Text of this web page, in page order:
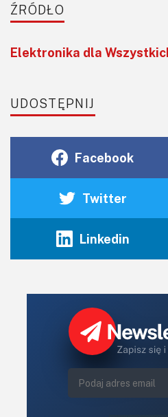
ŹRÓDŁO
Elektronika dla
UDOSTĘPNIJ
Facebook
Twitter
Linkedin